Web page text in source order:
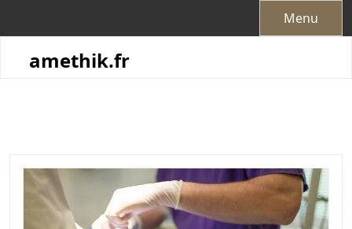
Menu
amethik.fr